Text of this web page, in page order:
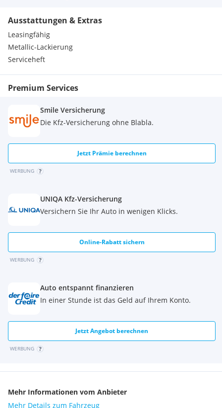
Ausstattungen & Extras
Leasingfähig
Metallic-Lackierung
Serviceheft
Premium Services
Smile Versicherung
Die Kfz-Versicherung ohne Blabla.
Jetzt Prämie berechnen
WERBUNG
UNIQA Kfz-Versicherung
Versichern Sie Ihr Auto in wenigen Klicks.
Online-Rabatt sichern
WERBUNG
Auto entspannt finanzieren
In einer Stunde ist das Geld auf Ihrem Konto.
Jetzt Angebot berechnen
WERBUNG
Mehr Informationen vom Anbieter
Mehr Details zum Fahrzeug